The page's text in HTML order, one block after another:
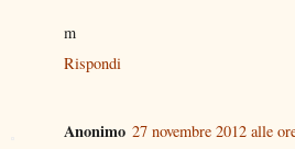
m
Rispondi
Anonimo 27 novembre 2012 alle